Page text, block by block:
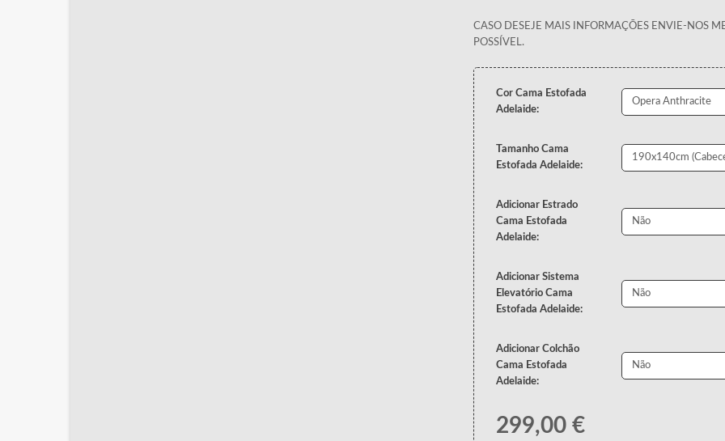
CASO DESEJE MAIS INFORMAÇÕES ENVIE-NOS
POSSÍVEL.
Cor Cama Estofada
Adelaide:
Tamanho Cama
Estofada Adelaide:
Adicionar Estrado
Cama Estofada
Adelaide:
Adicionar Sistema
Elevatório Cama
Estofada Adelaide:
Adicionar Colchão
Cama Estofada
Adelaide:
299,00 €